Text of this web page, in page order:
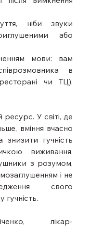
ніби звуки
або
мови: вам
в
чи ТЦ),
У світі, де
вміння вчасно
знизити гучність
виживання.
з розумом,
і не
свого
лікар-